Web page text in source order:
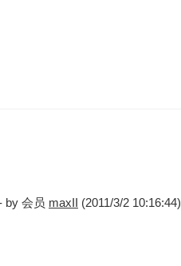
by 会员 maxII (2011/3/2 10:16:44)